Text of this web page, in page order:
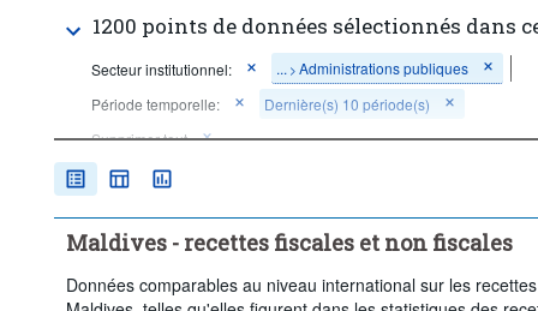
1200 points de données sélectionnés dans
Secteur institutionnel: ... > Administrations publiques
Période temporelle:
Dernière(s) 10 période(s)
Supprimer tout
Maldives - recettes fiscales et non fiscales
Données comparables au niveau international sur les